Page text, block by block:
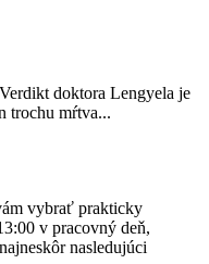
doktora Lengyela je
trochu mŕtva...
vybrať prakticky
v pracovný deň,
nasledujúci